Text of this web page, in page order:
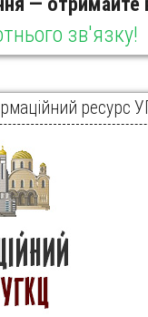
зв'язку!
ресурс